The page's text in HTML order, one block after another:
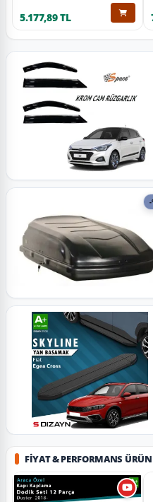
5.177,89 TL
-
FIYAT & PERFORMANS